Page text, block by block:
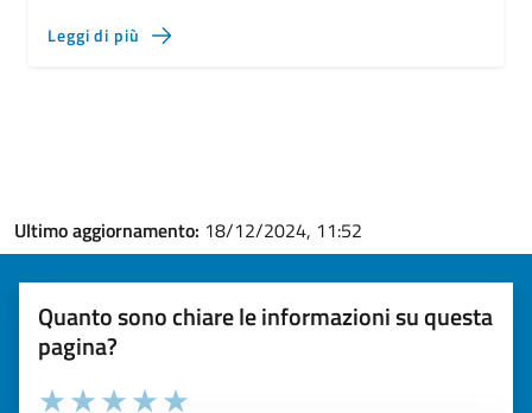
Leggi di più
Ultimo aggiornamento: 18/12/2024, 11:52
Quanto sono chiare le informazioni su questa
pagina?
Valuta la chiarezza delle informazioni (da 1 a 5 stelle)
Seleziona il numero di stelle per valutare la chiarezza delle